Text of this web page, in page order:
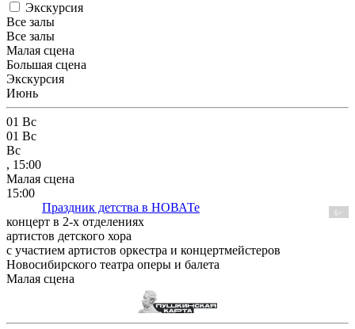
Экскурсия
Все залы
Все залы
Малая сцена
Большая сцена
Экскурсия
Июнь
01 Вс
01 Вс
Вс
, 15:00
Малая сцена
15:00
Праздник детства в НОВАТе
6+
концерт в 2-х отделениях
артистов детского хора
с участием артистов оркестра и концертмейстеров
Новосибирского театра оперы и балета
Малая сцена